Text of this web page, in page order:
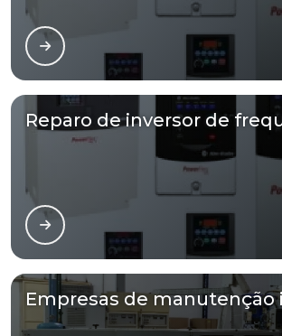
Reparo de inversor de
Empresas de manutenção